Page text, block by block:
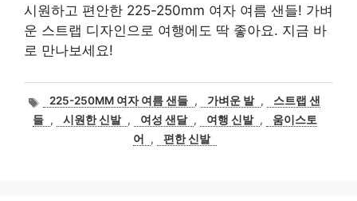
시원하고 편안한 225-250mm 여자 여름 샌들! 가벼
운 스트랩 디자인으로 여행에도 딱 좋아요. 지금 바
로 만나보세요!
태
그
225-250MM 여자 여름 샌들 , 가벼운 발 ,
스트랩 샌
들 , 시원한 신발 , 여성 샌달 , 여행 신발 ,
움이스토
어
, 편한 신발